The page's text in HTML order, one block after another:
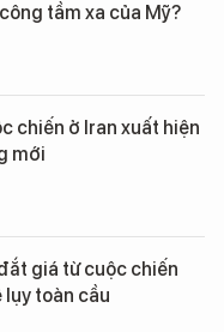
tầm xa của Mỹ?
chiến ở Iran xuất hiện
mới
giá từ cuộc chiến
lụy toàn cầu